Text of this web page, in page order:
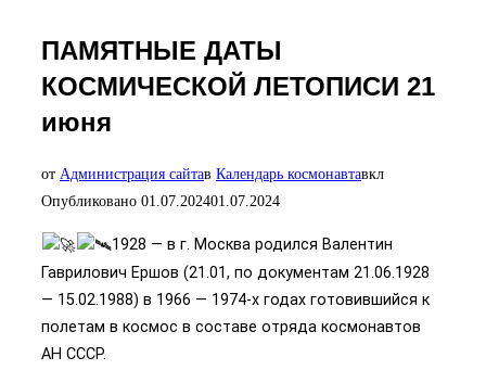
ПАМЯТНЫЕ ДАТЫ
КОСМИЧЕСКОЙ ЛЕТОПИСИ 21
июня
от Администрация сайтав Календарь космонавтавкл
Опубликовано 01.07.202401.07.2024
1928 — в г. Москва родился Валентин
Гаврилович Ершов (21.01, по документам 21.06.1928
— 15.02.1988) в 1966 — 1974-х годах готовившийся к
полетам в космос в составе отряда космонавтов
АН СССР.